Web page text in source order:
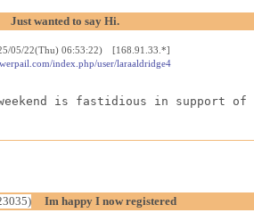
Just wanted to say Hi.
05/22(Thu) 06:53:22) [168.91.33.*]
index.php/user/laraaldridge4
is fastidious in support of
Im happy I now registered